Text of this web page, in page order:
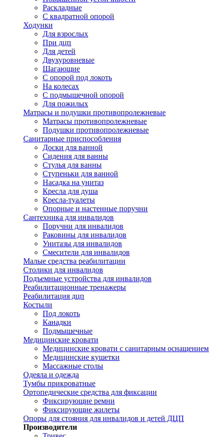
Раскладные
С квадратной опорой
Ходунки
Для взрослых
При дцп
Для детей
Двухуровневые
Шагающие
С опорой под локоть
На колесах
С подмышечной опорой
Для пожилых
Матрасы и подушки противопролежневые
Матрасы противопролежневые
Подушки противопролежневые
Санитарные приспособления
Доски для ванной
Сидения для ванны
Стулья для ванны
Ступеньки для ванной
Насадка на унитаз
Кресла для душа
Кресла-туалеты
Опорные и настенные поручни
Сантехника для инвалидов
Поручни для инвалидов
Раковины для инвалидов
Унитазы для инвалидов
Смесители для инвалидов
Малые средства реабилитации
Столики для инвалидов
Подъемные устройства для инвалидов
Реабилитационные тренажеры
Реабилитация дцп
Костыли
Под локоть
Канадки
Подмышечные
Медицинские кровати
Медицинские кровати с санитарным оснащением
Медицинские кушетки
Массажные столы
Одеяла и одежда
Тумбы прикроватные
Ортопедические средства для фиксации
Фиксирующие ремни
Фиксирующие жилеты
Опоры для стояния для инвалидов и детей ДЦП
Производители